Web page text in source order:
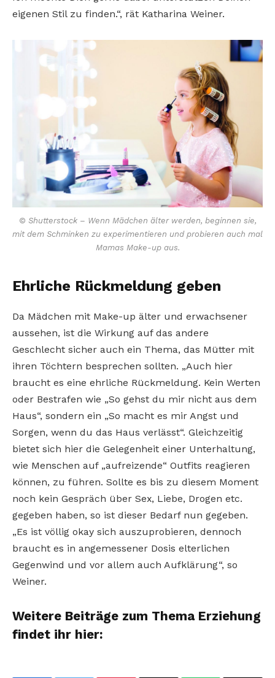
eigenen Stil zu finden.“, rät Katharina Weiner.
© Shutterstock – Wenn Mädchen älter werden, beginnen sie,
mit dem Schminken zu experimentieren und probieren auch mal
Mamas Make-up aus.
Ehrliche Rückmeldung geben
Da Mädchen mit Make-up älter und erwachsener
aussehen, ist die Wirkung auf das andere
Geschlecht sicher auch ein Thema, das Mütter mit
ihren Töchtern besprechen sollten. „Auch hier
braucht es eine ehrliche Rückmeldung. Kein Werten
oder Bestrafen wie „So gehst du mir nicht aus dem
Haus“, sondern ein „So macht es mir Angst und
Sorgen, wenn du das Haus verlässt“. Gleichzeitig
bietet sich hier die Gelegenheit einer Unterhaltung,
wie Menschen auf „aufreizende“ Outfits reagieren
können, zu führen. Sollte es bis zu diesem Moment
noch kein Gespräch über Sex, Liebe, Drogen etc.
gegeben haben, so ist dieser Bedarf nun gegeben.
„Es ist völlig okay sich auszuprobieren, dennoch
braucht es in angemessener Dosis elterlichen
Gegenwind und vor allem auch Aufklärung“, so
Weiner.
Weitere Beiträge zum Thema Erziehung
findet ihr hier: